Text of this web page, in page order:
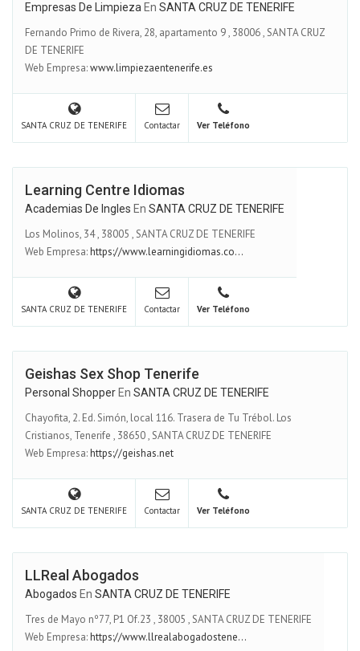
Empresas De Limpieza En SANTA CRUZ DE TENERIFE
Fernando Primo de Rivera, 28, apartamento 9, 38006,SANTA CRUZ
DE TENERIFE
Web Empresa:www.limpiezaentenerife.es
SANTA CRUZ DE TENERIFE Contactar Ver Teléfono
Learning Centre Idiomas
Academias De Ingles En SANTA CRUZ DE TENERIFE
Los Molinos, 34, 38005 ,SANTA CRUZ DE TENERIFE
Web Empresa:https://www.learningidiomas.co...
SANTA CRUZ DE TENERIFE Contactar Ver Teléfono
Geishas Sex Shop Tenerife
Personal Shopper En SANTA CRUZ DE TENERIFE
Chayofita, 2. Ed. Simón, local 116. Trasera de Tu Trébol. Los
Cristianos, Tenerife , 38650,SANTA CRUZ DE TENERIFE
Web Empresa:https://geishas.net
SANTA CRUZ DE TENERIFE Contactar Ver Teléfono
LLReal Abogados
Abogados En SANTA CRUZ DE TENERIFE
Tres de Mayo nº77, P1 Of.23 , 38005 ,SANTA CRUZ DE TENERIFE
Web Empresa:https://www.llrealabogadostene...